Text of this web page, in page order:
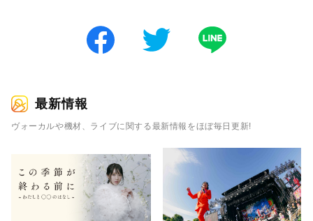
最新情報
ヴォーカルや機材、ライブに関する最新情報をほぼ毎日更新!